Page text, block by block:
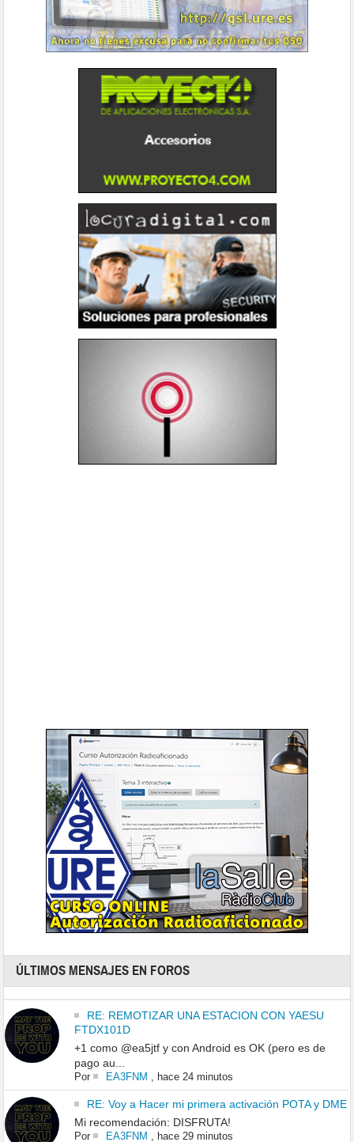
ÚLTIMOS MENSAJES EN FOROS
RE: REMOTIZAR UNA ESTACION CON YAESU
FTDX101D
+1 como @ea5jtf y con Android es OK (pero es de
pago au...
Por EA3FNM hace 24 minutos
RE: Voy a Hacer mi primera activación POTA y DME
Mi recomendación: DISFRUTA!
Por EA3FNM hace 29 minutos